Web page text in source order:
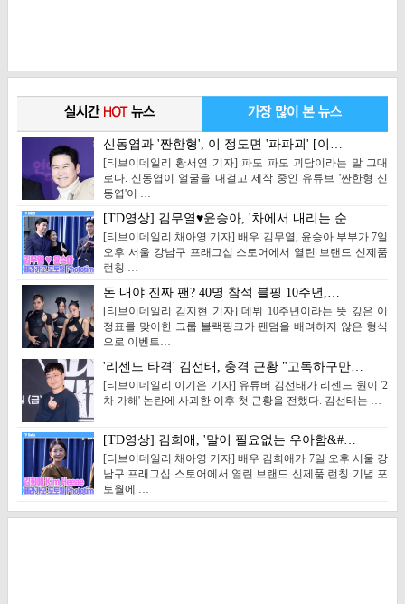
신동엽과 '짠한형', 이 정도면 '파파괴' [이…
[티브이데일리 황서연 기자] 파도 파도 괴담이라는 말 그대
로다. 신동엽이 얼굴을 내걸고 제작 중인 유튜브 '짠한형 신
동엽'이 …
[TD영상] 김무열♥윤승아, '차에서 내리는 순…
[티브이데일리 채아영 기자] 배우 김무열, 윤승아 부부가 7일
오후 서울 강남구 프래그십 스토어에서 열린 브랜드 신제품
런칭 …
돈 내야 진짜 팬? 40명 참석 블핑 10주년,…
[티브이데일리 김지현 기자] 데뷔 10주년이라는 뜻 깊은 이
정표를 맞이한 그룹 블랙핑크가 팬덤을 배려하지 않은 형식
으로 이벤트…
'리센느 타격' 김선태, 충격 근황 "고독하구만…
[티브이데일리 이기은 기자] 유튜버 김선태가 리센느 원이 '2
차 가해' 논란에 사과한 이후 첫 근황을 전했다. 김선태는 …
[TD영상] 김희애, '말이 필요없는 우아함&#…
[티브이데일리 채아영 기자] 배우 김희애가 7일 오후 서울 강
남구 프래그십 스토어에서 열린 브랜드 신제품 런칭 기념 포
토월에 …